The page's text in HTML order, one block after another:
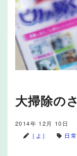
大掃除の
2014年 12月 10日
［よ］
日